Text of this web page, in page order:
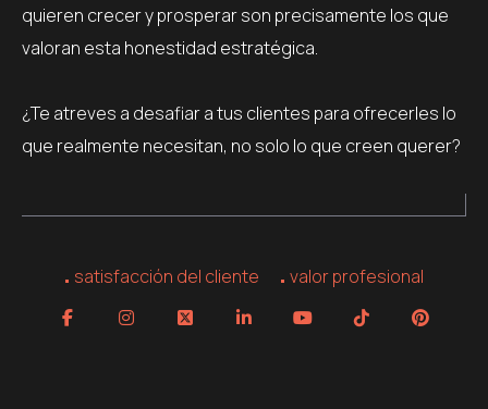
quieren crecer y prosperar son precisamente los que
valoran esta honestidad estratégica.
¿Te atreves a desafiar a tus clientes para ofrecerles lo
que realmente necesitan, no solo lo que creen querer?
satisfacción del cliente valor profesional